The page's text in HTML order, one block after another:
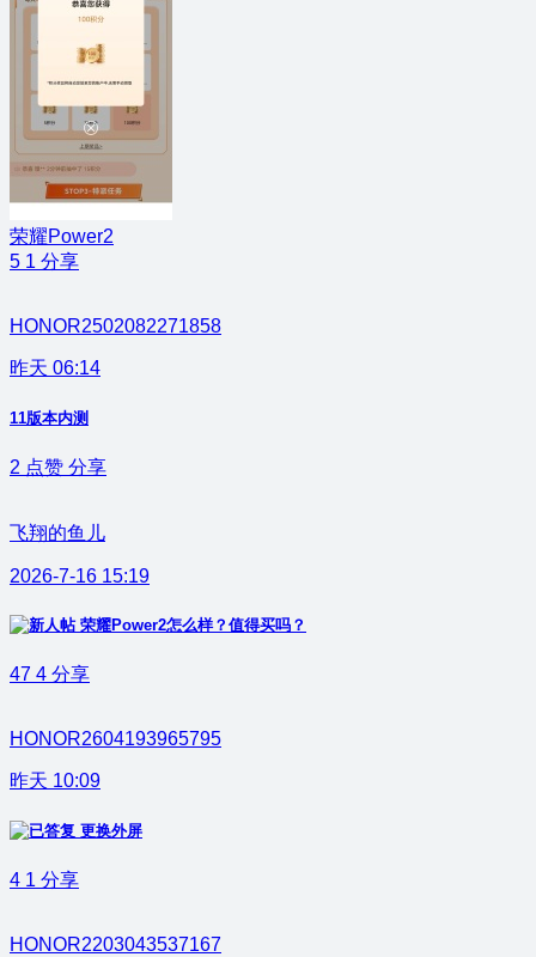
荣耀Power2
5 1 分享
HONOR2502082271858
昨天 06:14
11版本内测
2 点赞 分享
飞翔的鱼儿
2026-7-16 15:19
荣耀Power2怎么样？值得买吗？
47 4 分享
HONOR2604193965795
昨天 10:09
更换外屏
4 1 分享
HONOR2203043537167